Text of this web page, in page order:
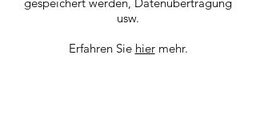
usw.
Erfahren Sie hiermehr.